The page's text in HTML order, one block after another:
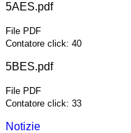
5AES.pdf
File PDF
Contatore click: 40
5BES.pdf
File PDF
Contatore click: 33
Notizie